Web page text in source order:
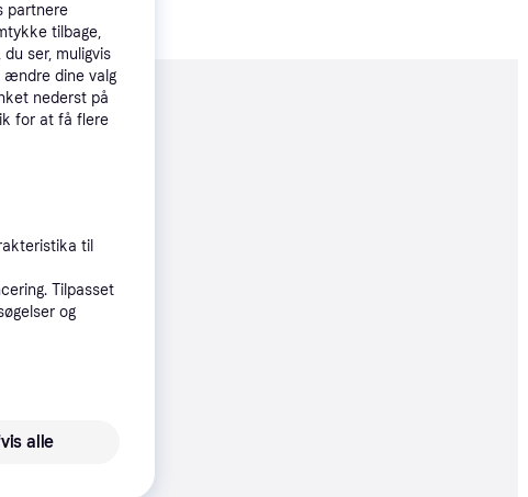
Promoveret
80 kr.
89 kr.
partnere
tilbage,
ser, muligvis
ændre dine valg
nederst på
for at få flere
til
Tilpasset
og
alle